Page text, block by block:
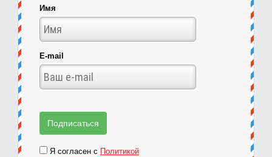
Имя
E-mail
Я согласен с Политикой